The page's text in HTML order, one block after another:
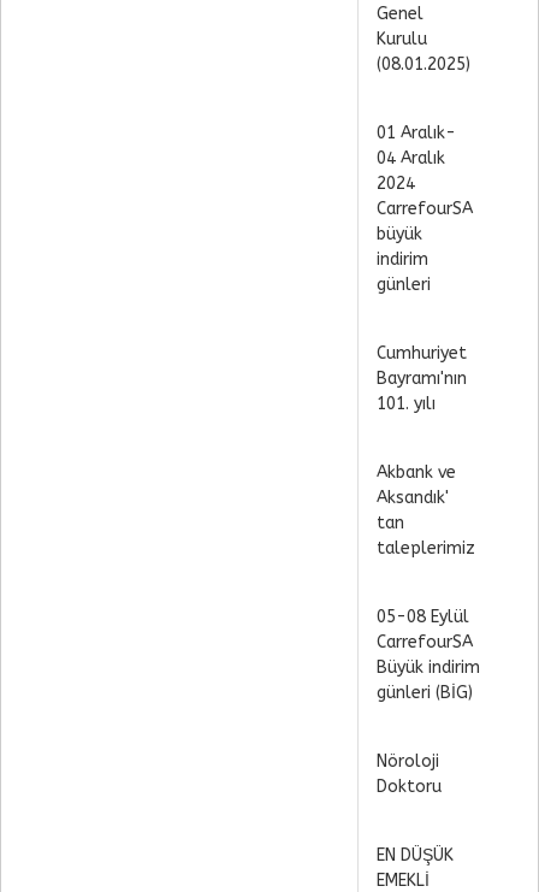
Genel
Kurulu
(08.01.2025)
01 Aralık-
04 Aralık
2024
CarrefourSA
büyük
indirim
günleri
Cumhuriyet
Bayramı'nın
101. yılı
Akbank ve
Aksandık'
tan
taleplerimiz
05-08 Eylül
CarrefourSA
Büyük indirim
günleri (BİG)
Nöroloji
Doktoru
EN DÜŞÜK
EMEKLİ